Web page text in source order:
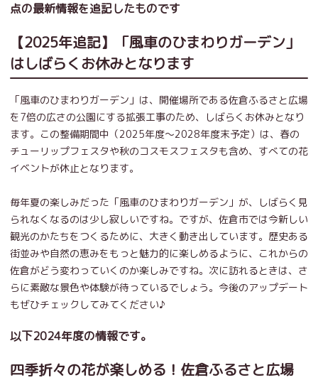
点の最新情報を追記したものです
【2025年追記】「風車のひまわりガーデン」
はしばらくお休みとなります
「風車のひまわりガーデン」は、開催場所である佐倉ふるさと広場
を7倍の広さの公園にする拡張工事のため、しばらくお休みとなり
ます。この整備期間中（2025年度〜2028年度末予定）は、春の
チューリップフェスタや秋のコスモスフェスタも含め、すべての花
イベントが休止となります。
毎年夏の楽しみだった「風車のひまわりガーデン」が、しばらく見
られなくなるのは少し寂しいですね。ですが、佐倉市では今新しい
観光のかたちをつくるために、大きく動き出しています。歴史ある
街並みや自然の恵みをもっと魅力的に楽しめるように、これからの
佐倉がどう変わっていくのか楽しみですね。次に訪れるときは、さ
らに素敵な景色や体験が待っているでしょう。今後のアップデート
もぜひチェックしてみてください♪
以下2024年度の情報です。
四季折々の花が楽しめる！佐倉ふるさと広場